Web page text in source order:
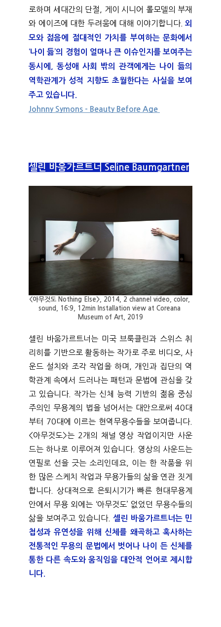
로하며 세대간의 단절, 게이 시니어 롤모델의 부재
와 에이즈에 대한 두려움에 대해 이야기합니다. 외
모와 젊음에 절대적인 가치를 부여하는 문화에서
‘나이 듦’의 경험이 얼마나 큰 이슈인지를 보여주는
동시에, 동성애 사회 밖의 관객에게는 나이 듦의
역학관계가 성적 지향도 초월한다는 사실을 보여
주고 있습니다.
Johnny Symons - Beauty Before Age
셀린 바움가르트너 Seline Baumgartner
<아무것도 Nothing Else>, 2014, 2 channel video, color,
sound, 16:9, 12min Installation view at Coreana
Museum of Art, 2019
셀린 바움가르트너는 미국 브룩클린과 스위스 취
리히를 기반으로 활동하는 작가로 주로 비디오, 사
운드 설치와 조각 작업을 하며, 개인과 집단의 역
학관계 속에서 드러나는 패턴과 문법에 관심을 갖
고 있습니다. 작가는 신체 능력 기반의 젊음 중심
주의인 무용계의 법을 넘어서는 대안으로써 40대
부터 70대에 이르는 현역무용수들을 보여줍니다.
<아무것도>는 2개의 채널 영상 작업이지만 사운
드는 하나로 이루어져 있습니다. 영상의 사운드는
연필로 선을 긋는 소리인데요, 이는 한 작품을 위
한 많은 스케치 작업과 무용가들의 삶을 연관 짓게
합니다. 상대적으로 은퇴시기가 빠른 현대무용계
안에서 무용 외에는 ‘아무것도’ 없었던 무용수들의
삶을 보여주고 있습니다.
셀린 바움가르트너는 민
첩성과 유연성을 위해 신체를 왜곡하고 혹사하는
전통적인 무용의 문법에서 벗어나 나이 든 신체를
통한 다른 속도와 움직임을 대안적 언어로 제시합
니다.